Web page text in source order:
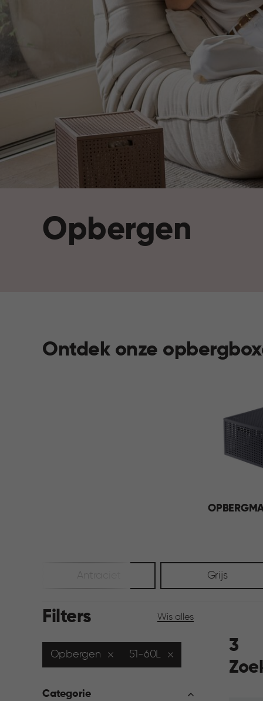
Opbergen
Ontdek onze
Grijs
Filters Wis alles
Opbergen 51-60L
Categorie
3